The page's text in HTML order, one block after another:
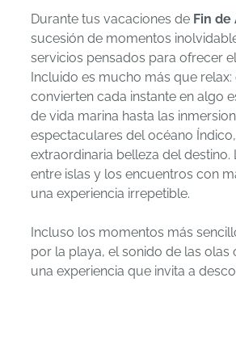
Durante tus vacaciones de Fin de
sucesión de momentos
servicios pensados para ofrecer
Incluido es mucho más que
convierten cada instante en algo
de vida marina hasta las
espectaculares del océano
extraordinaria belleza del
entre islas y los encuentros con
una experiencia irrepetible.
Incluso los momentos más
por la playa, el sonido de las
una experiencia que invita a